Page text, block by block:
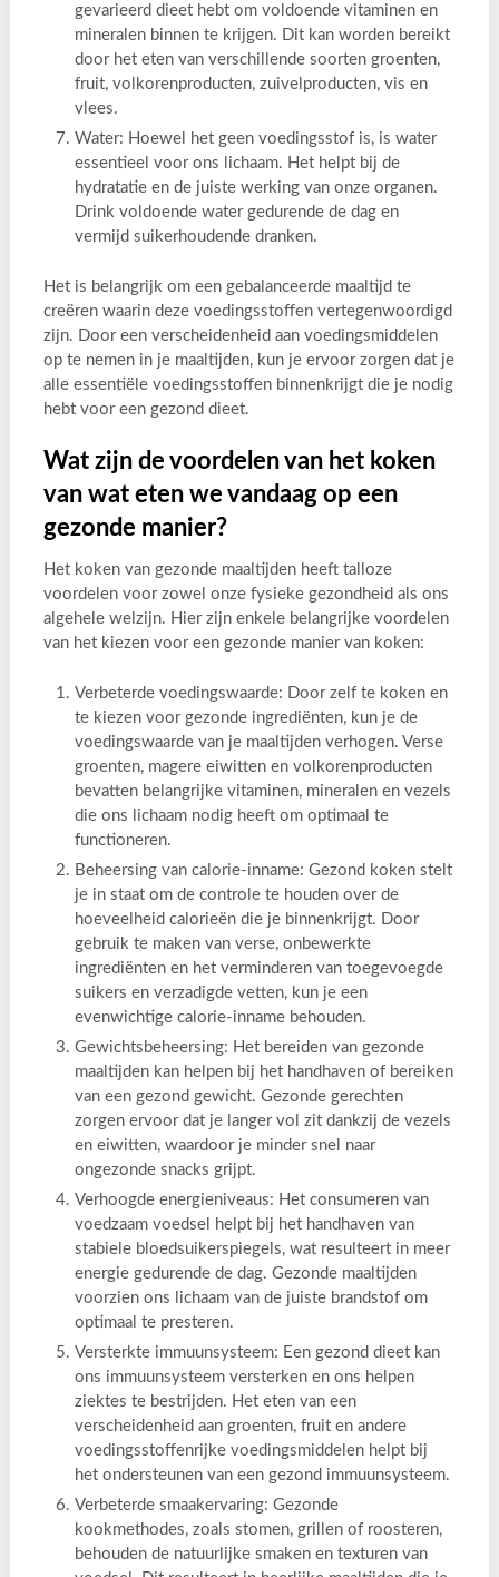
gevarieerd dieet hebt om voldoende vitaminen en
mineralen binnen te krijgen. Dit kan worden bereikt
door het eten van verschillende soorten groenten,
fruit, volkorenproducten, zuivelproducten, vis en
vlees.
Water: Hoewel het geen voedingsstof is, is water
essentieel voor ons lichaam. Het helpt bij de
hydratatie en de juiste werking van onze organen.
Drink voldoende water gedurende de dag en
vermijd suikerhoudende dranken.
Het is belangrijk om een gebalanceerde maaltijd te
creëren waarin deze voedingsstoffen vertegenwoordigd
zijn. Door een verscheidenheid aan voedingsmiddelen
op te nemen in je maaltijden, kun je ervoor zorgen dat je
alle essentiële voedingsstoffen binnenkrijgt die je nodig
hebt voor een gezond dieet.
Wat zijn de voordelen van het koken
van wat eten we vandaag op een
gezonde manier?
Het koken van gezonde maaltijden heeft talloze
voordelen voor zowel onze fysieke gezondheid als ons
algehele welzijn. Hier zijn enkele belangrijke voordelen
van het kiezen voor een gezonde manier van koken:
Verbeterde voedingswaarde: Door zelf te koken en
te kiezen voor gezonde ingrediënten, kun je de
voedingswaarde van je maaltijden verhogen. Verse
groenten, magere eiwitten en volkorenproducten
bevatten belangrijke vitaminen, mineralen en vezels
die ons lichaam nodig heeft om optimaal te
functioneren.
Beheersing van calorie-inname: Gezond koken stelt
je in staat om de controle te houden over de
hoeveelheid calorieën die je binnenkrijgt. Door
gebruik te maken van verse, onbewerkte
ingrediënten en het verminderen van toegevoegde
suikers en verzadigde vetten, kun je een
evenwichtige calorie-inname behouden.
Gewichtsbeheersing: Het bereiden van gezonde
maaltijden kan helpen bij het handhaven of bereiken
van een gezond gewicht. Gezonde gerechten
zorgen ervoor dat je langer vol zit dankzij de vezels
en eiwitten, waardoor je minder snel naar
ongezonde snacks grijpt.
Verhoogde energieniveaus: Het consumeren van
voedzaam voedsel helpt bij het handhaven van
stabiele bloedsuikerspiegels, wat resulteert in meer
energie gedurende de dag. Gezonde maaltijden
voorzien ons lichaam van de juiste brandstof om
optimaal te presteren.
Versterkte immuunsysteem: Een gezond dieet kan
ons immuunsysteem versterken en ons helpen
ziektes te bestrijden. Het eten van een
verscheidenheid aan groenten, fruit en andere
voedingsstoffenrijke voedingsmiddelen helpt bij
het ondersteunen van een gezond immuunsysteem.
Verbeterde smaakervaring: Gezonde
kookmethodes, zoals stomen, grillen of roosteren,
behouden de natuurlijke smaken en texturen van